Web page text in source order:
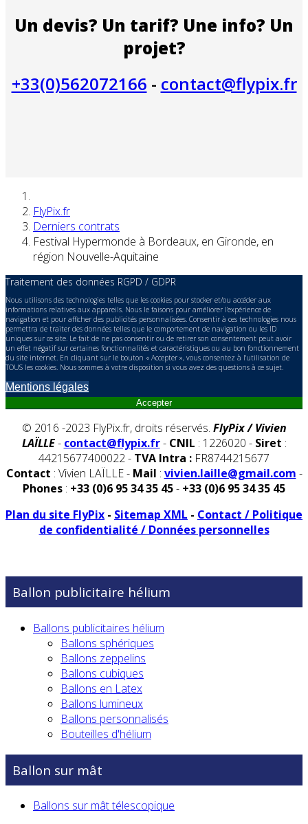
Un devis? Un tarif? Une info? Un
projet?
+33(0)562072166 - contact@flypix.fr
FlyPix.fr
Derniers contrats
Festival Hypermonde à Bordeaux, en Gironde, en
région Nouvelle-Aquitaine
Traitement des données RGPD / GDPR
Nous utilisons des technologies telles que les cookies pour stocker et/ou accéder aux
informations relatives aux appareils. Nous le faisons pour améliorer l’expérience de
navigation et pour afficher des publicités personnalisées. Consentir à ces technologies nous
permettra de traiter des données telles que le comportement de navigation ou les ID
uniques sur ce site. Le fait de ne pas consentir ou de retirer son consentement peut avoir
un effet négatif sur certaines fonctionnalités et caractéristiques ou au bon fonctionnement
du site internet. En cliquant sur le bouton « Accepter », vous consentez à l'utilisation de
TOUS les cookies. Nous sommes à votre disposition si vous avez des questions à ce sujet.
Mentions légales
Accepter
© 2016 -2023 FlyPix.fr, droits réservés. FlyPix / Vivien
LAÏLLE - contact@flypix.fr- CNIL : 1226020 - Siret :
44215677400022 - TVA Intra : FR8744215677
Contact : Vivien LAÏLLE - Mail : vivien.laille@gmail.com -
Phones : +33 (0)6 95 34 35 45- +33 (0)6 95 34 35 45
Plan du site FlyPix - Sitemap XML - Contact / Politique
de confidentialité / Données personnelles
Ballon publicitaire hélium
Ballons publicitaires hélium
Ballons sphériques
Ballons zeppelins
Ballons cubiques
Ballons en Latex
Ballons lumineux
Ballons personnalisés
Bouteilles d'hélium
Ballon sur mât
Ballons sur mât télescopique